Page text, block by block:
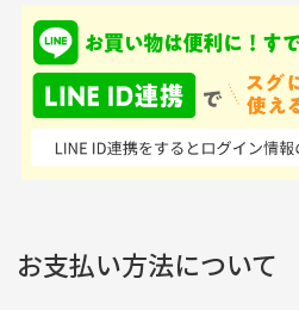
て、ここまでゴルフブラ
ンドの取り扱いがあるの
はすごい。 毎日たくさ
んの商品がアップされて
いるので新作チェックす
入金確認後商品発送とな
※土曜、日曜、祝日は入金確認
せん。
尚、お振込み手数料はお客様ご
商品発送となります。
ご注文頂いてから7日以内
りますのでご了承くださいませ。
申し込まれた商品と届いた商
商品説明に記載されていない
の場合
お支払い方法について